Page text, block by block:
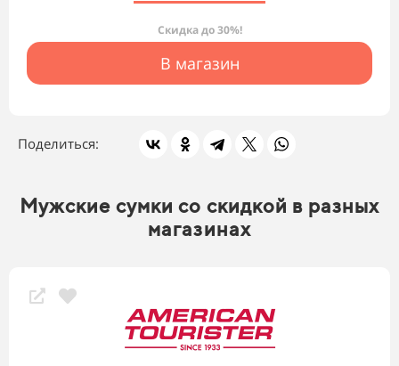
Скидка до 30%!
В магазин
Поделиться:
Мужские сумки со скидкой в разных
магазинах